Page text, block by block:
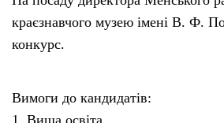
краєзнавчого музею імені В. Ф.
конкурс.
Вимоги до кандидатів: